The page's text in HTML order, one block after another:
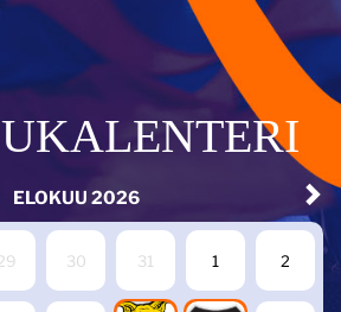
ELOKUU 2026
30 31 1 2